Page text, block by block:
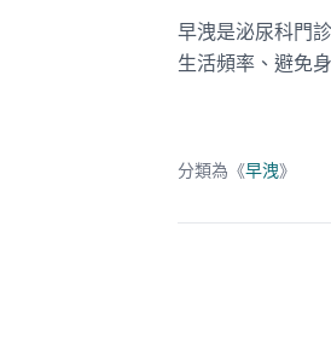
早洩是泌尿科門
生活頻率、避免
分類為《早洩》